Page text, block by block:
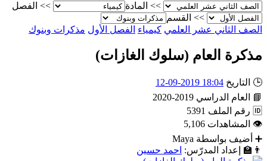
>>
المادة >>
الفصل
>>
القسم
الصف الثاني عشر العلمي كيمياء الفصل الأول مذكرات وبنوك
مذكرة العام (سلوك الغازات)
🕒 التاريخ 18:04 2019-09-12
📘
العام الدراسي 2019-2020
🆔 رقم الملف 5391
👁
المشاهدات 5,106
➕
أضيف بواسطة Maya
👨‍🏫
إعداد المدرّس: احمد حسين